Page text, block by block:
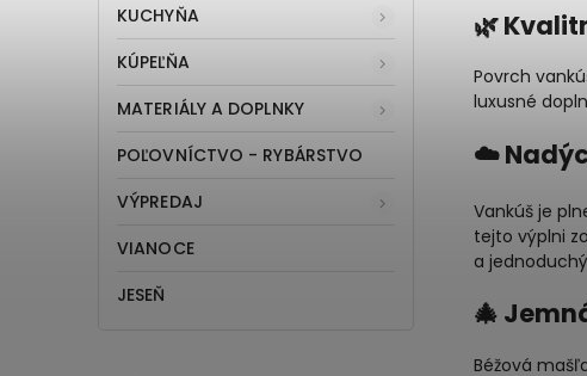
KUCHYŇA
KÚPEĽŇA
MATERIÁLY A DOPLNKY
POĽOVNÍCTVO - RYBÁRSTVO
VÝPREDAJ
VIANOCE
JESEŇ
🌿
Povrch
luxusné
☁️
Vankúš je
tejto výplni
a
🎄
Béžová